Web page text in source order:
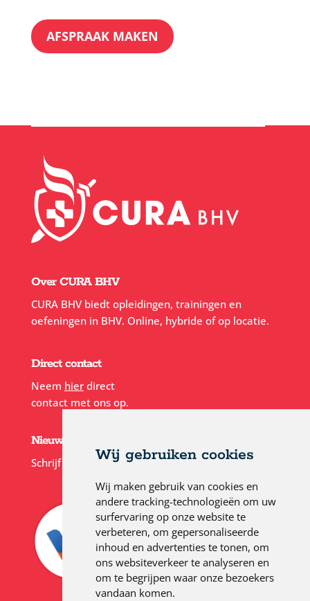
Wij gebruiken cookies
Wij maken gebruik van cookies en
andere tracking-technologieën om uw
surfervaring op onze website te
verbeteren, om gepersonaliseerde
inhoud en advertenties te tonen, om
ons websiteverkeer te analyseren en
om te begrijpen waar onze bezoekers
vandaan komen.
AFSPRAAK MAKEN
Over CURA BHV
CURA BHV biedt opleidingen, trainingen en
oefeningen in BHV. Online, hybride of op locatie.
Direct contact
Neem hierdirect
contact met ons op.
Nieuwsbrief
Schrijf je in voor onzenieuwsbrief